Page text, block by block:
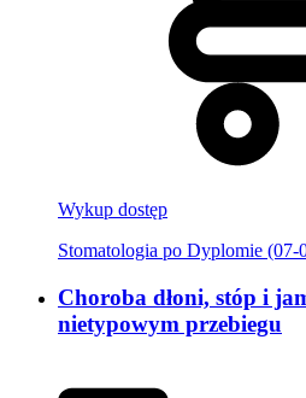
Wykup dostęp
Stomatologia po Dyplomie (07-
Choroba dłoni, stóp i
nietypowym przebiegu